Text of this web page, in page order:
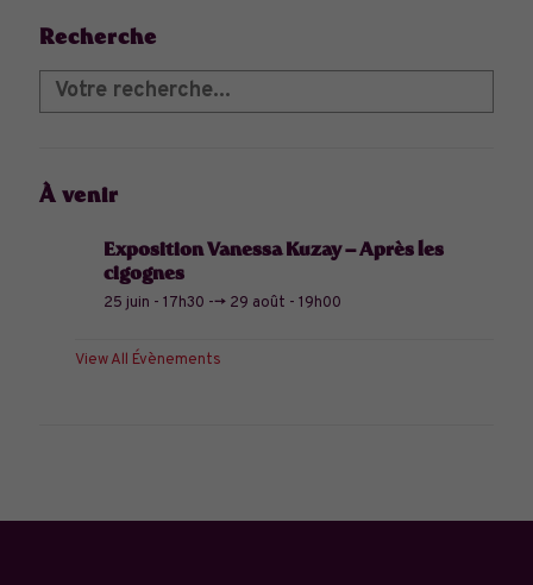
Recherche
À venir
Exposition Vanessa Kuzay – Après les
cigognes
25 juin - 17h30 --> 29 août - 19h00
View All Évènements